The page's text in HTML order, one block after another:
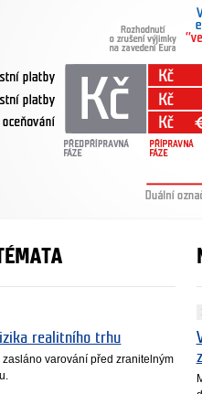
realitního trhu
varování před zranitelným